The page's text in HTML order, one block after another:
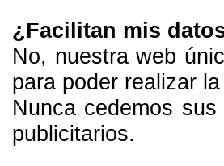
¿Facilitan mis
No, nuestra web
para poder realizar
Nunca cedemos
publicitarios.